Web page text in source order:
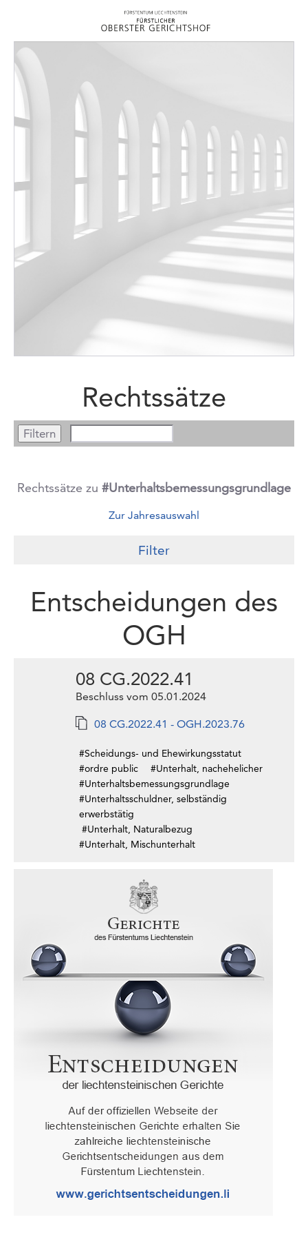
Rechtssätze
Rechtssätze zu #Unterhaltsbemessungsgrundlage
Zur Jahresauswahl
Filter
Entscheidungen des
OGH
08 CG.2022.41
Beschluss vom 05.01.2024
08 CG.2022.41 - OGH.2023.76
#Scheidungs- und Ehewirkungsstatut
#ordre public
#Unterhalt, nachehelicher
#Unterhaltsbemessungsgrundlage
#Unterhaltsschuldner, selbständig
erwerbstätig
#Unterhalt, Naturalbezug
#Unterhalt, Mischunterhalt